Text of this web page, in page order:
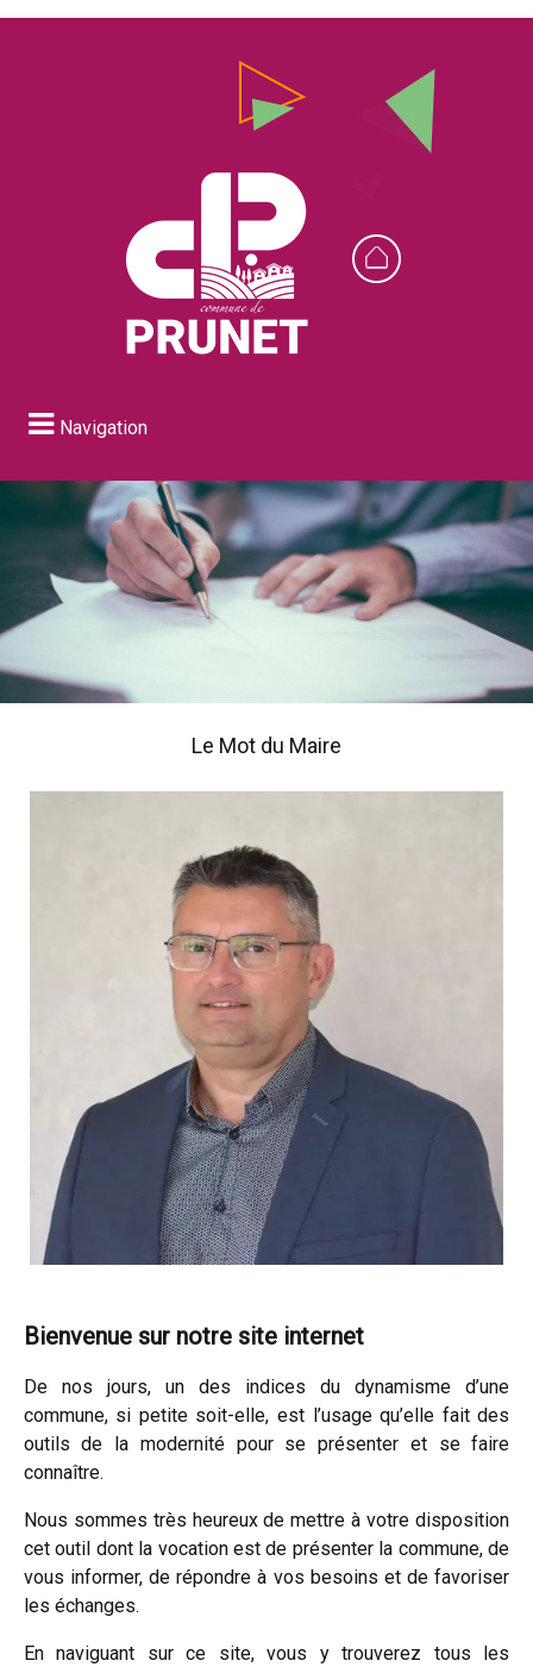
Navigation
Le Mot du Maire
Bienvenue sur notre site internet
De nos jours, un des indices du dynamisme d’une
commune, si petite soit-elle, est l’usage qu’elle fait des
outils de la modernité pour se présenter et se faire
connaître.
Nous sommes très heureux de mettre à votre disposition
cet outil dont la vocation est de présenter la commune, de
vous informer, de répondre à vos besoins et de favoriser
les échanges.
En naviguant sur ce site, vous y trouverez tous les